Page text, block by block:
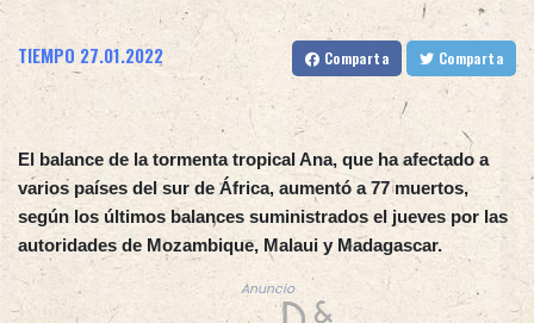
TIEMPO 27.01.2022 Comparta Comparta
El balance de la tormenta tropical Ana, que ha afectado a
varios países del sur de África, aumentó a 77 muertos,
según los últimos balances suministrados el jueves por las
autoridades de Mozambique, Malaui y Madagascar.
Anuncio